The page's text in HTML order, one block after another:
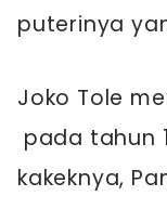
puterinya
Joko Tole
pada tahun
kakeknya,